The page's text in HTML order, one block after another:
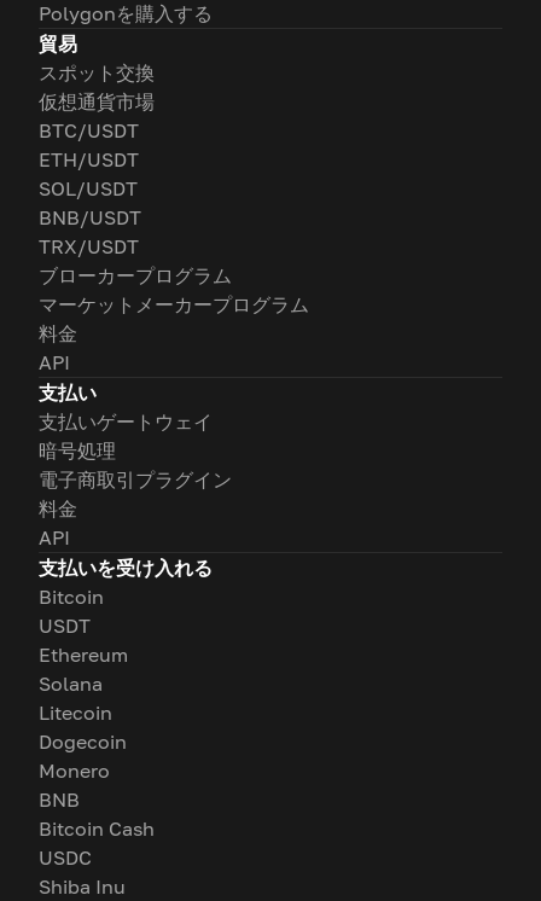
Polygonを購入する
貿易
スポット交換
仮想通貨市場
BTC/USDT
ETH/USDT
SOL/USDT
BNB/USDT
TRX/USDT
ブローカープログラム
マーケットメーカープログラム
料金
API
支払い
支払いゲートウェイ
暗号処理
電子商取引プラグイン
料金
API
支払いを受け入れる
Bitcoin
USDT
Ethereum
Solana
Litecoin
Dogecoin
Monero
BNB
Bitcoin Cash
USDC
Shiba Inu